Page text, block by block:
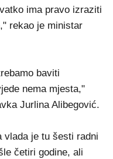
ima pravo izraziti
rekao je ministar
baviti
nema mjesta,"
Jurlina Alibegović.
vlada je tu šesti radni
četiri godine, ali